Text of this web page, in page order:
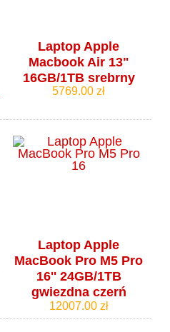
Laptop Apple
Macbook Air 13"
16GB/1TB srebrny
5769.00 zł
Laptop Apple
MacBook Pro M5 Pro
16'' 24GB/1TB
gwiezdna czerń
12007.00 zł